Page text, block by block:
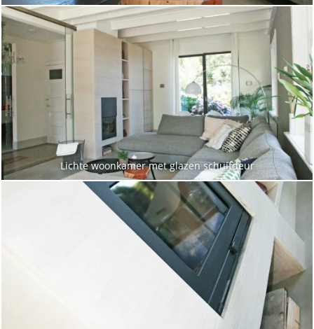
Lichte woonkamer met glazen schuifdeur